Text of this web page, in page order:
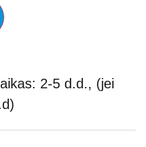
2-5 d.d., (jei